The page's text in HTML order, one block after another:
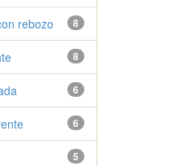
8
rebozo
8
6
6
5